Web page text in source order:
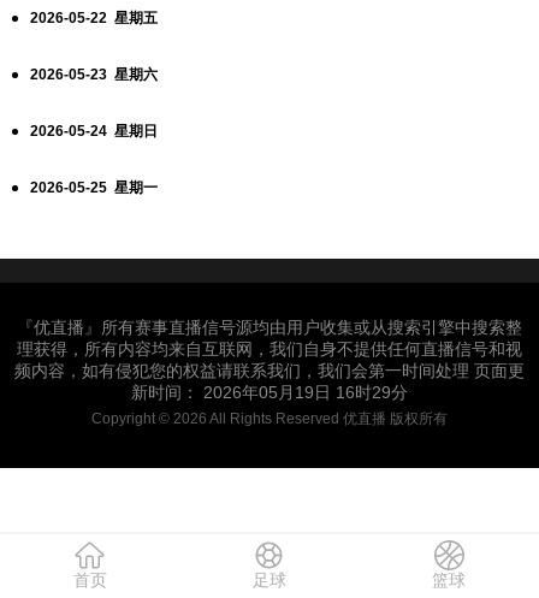
2026-05-22 星期五
2026-05-23 星期六
2026-05-24 星期日
2026-05-25 星期一
『优直播』所有赛事直播信号源均由用户收集或从搜索引擎中搜索整
理获得，所有内容均来自互联网，我们自身不提供任何直播信号和视
频内容，如有侵犯您的权益请联系我们，我们会第一时间处理 页面更
新时间： 2026年05月19日 16时29分
Copyright © 2026 All Rights Reserved 优直播 版权所有
首页 足球 篮球